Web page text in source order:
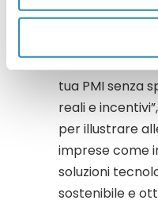
Il 29 gennaio
17:00, si terrà il
tua PMI senza
reali e
per illustrare
imprese come
soluzioni
sostenibile e